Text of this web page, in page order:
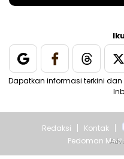
Dapatkan informasi terkini
Redaksi Kontak
Pedoman